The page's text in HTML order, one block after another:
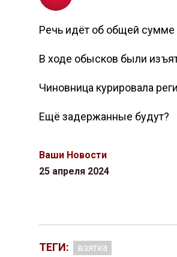
Речь идёт об общей сумме
В ходе обысков были
Чиновница курировала
Ещё задержанные будут?
Ваши Новости
25 апреля 2024
ТЕГИ: взятка